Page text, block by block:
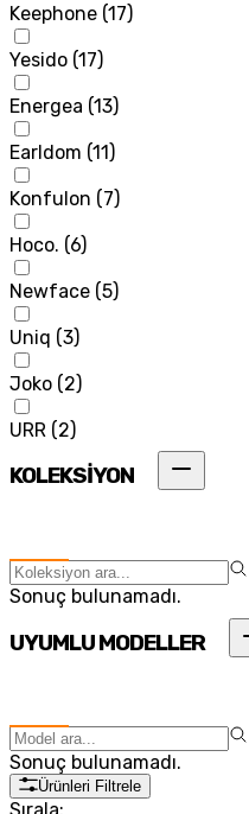
Keephone (17)
Yesido (17)
Energea (13)
Earldom (11)
Konfulon (7)
Hoco. (6)
Newface (5)
Uniq (3)
Joko (2)
URR (2)
KOLEKSİYON
Sonuç bulunamadı.
UYUMLU MODELLER
Sonuç bulunamadı.
Ürünleri Filtrele